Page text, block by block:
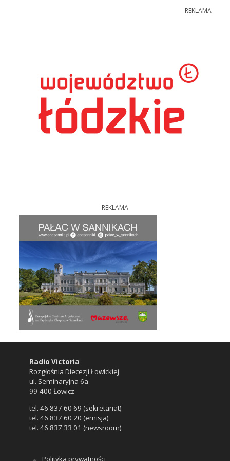
REKLAMA
REKLAMA
Radio Victoria
Rozgłośnia Diecezji Łowickiej
ul. Seminaryjna 6a
99-400 Łowicz
tel. 46 837 60 69 (sekretariat)
tel. 46 837 60 20 (emisja)
tel. 46 837 33 01 (newsroom)
Polityka prywatności